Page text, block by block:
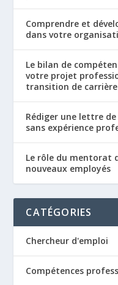
Comprendre et
dans votre
Le bilan de
votre projet
transition de carrière
Rédiger une lettre
sans expérience
Le rôle du mentorat
nouveaux employés
CATÉGORIES
Chercheur d'emploi
Compétences